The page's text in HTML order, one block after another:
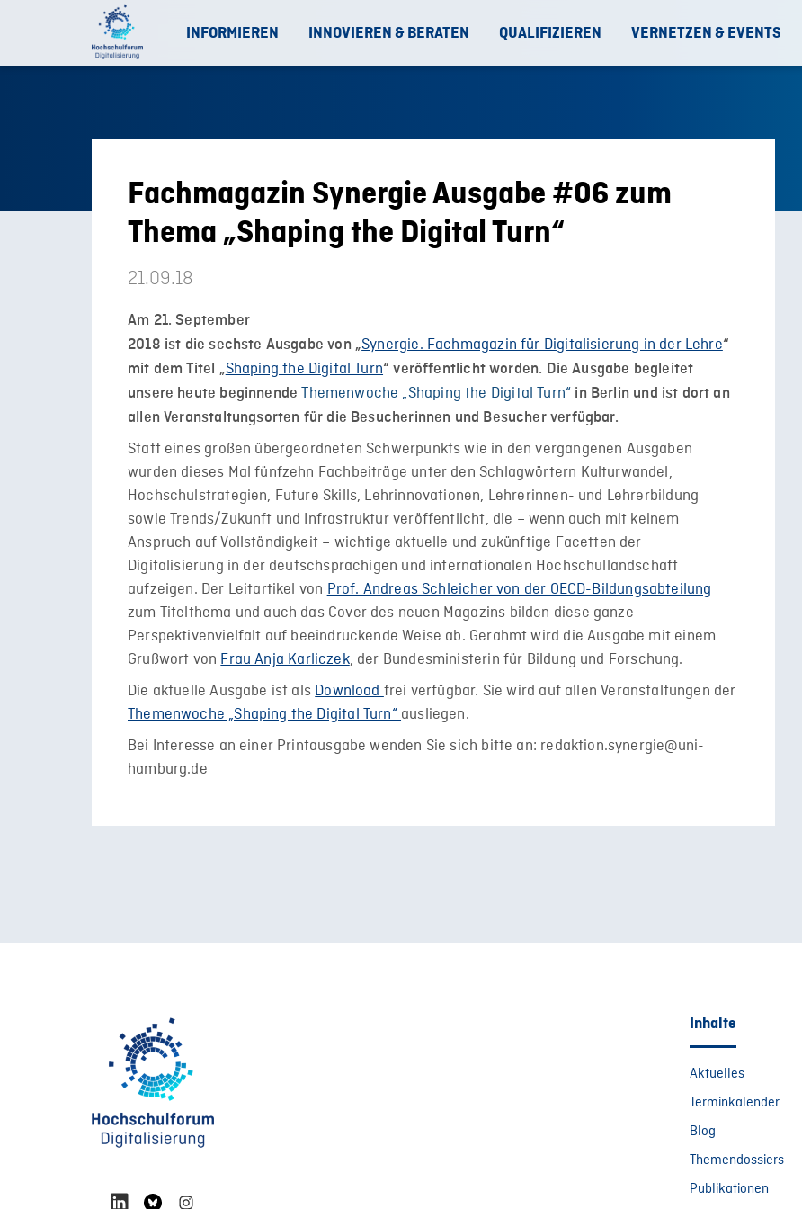
INFORMIEREN INNOVIEREN & BERATEN QUALIFIZIEREN VERNETZEN & EVENTS
Fachmagazin Synergie Ausgabe #06 zum
Thema „Shaping the Digital Turn“
21.09.18
Am 21. September
2018 ist die sechste Ausgabe von „Synergie. Fachmagazin für Digitalisierung in der Lehre“
mit dem Titel „Shaping the Digital Turn“ veröffentlicht worden. Die Ausgabe begleitet
unsere heute beginnendeThemenwoche „Shaping the Digital Turn“ in Berlin und ist dort an
allen Veranstaltungsorten für die Besucherinnen und Besucher verfügbar.
Statt eines großen übergeordneten Schwerpunkts wie in den vergangenen Ausgaben
wurden dieses Mal fünfzehn Fachbeiträge unter den Schlagwörtern Kulturwandel,
Hochschulstrategien, Future Skills, Lehrinnovationen, Lehrerinnen- und Lehrerbildung
sowie Trends/Zukunft und Infrastruktur veröffentlicht, die – wenn auch mit keinem
Anspruch auf Vollständigkeit – wichtige aktuelle und zukünftige Facetten der
Digitalisierung in der deutschsprachigen und internationalen Hochschullandschaft
aufzeigen. Der Leitartikel von Prof. Andreas Schleicher von der OECD-Bildungsabteilung
zum Titelthema und auch das Cover des neuen Magazins bilden diese ganze
Perspektivenvielfalt auf beeindruckende Weise ab. Gerahmt wird die Ausgabe mit einem
Grußwort von Frau Anja Karliczek, der Bundesministerin für Bildung und Forschung.
Die aktuelle Ausgabe ist als Download frei verfügbar. Sie wird auf allen Veranstaltungen der
Themenwoche „Shaping the Digital Turn“ ausliegen.
Bei Interesse an einer Printausgabe wenden Sie sich bitte an: redaktion.synergie@uni-
hamburg.de
Inhalte
Aktuelles
Terminkalender
Blog
Themendossiers
Publikationen